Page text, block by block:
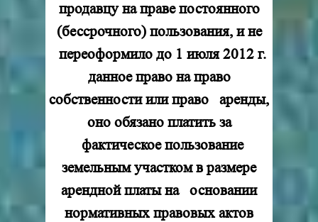
продавцу на праве постоянного
(бессрочного) пользования, и не
переоформило до 1 июля 2012 г.
данное право на право
собственности или право аренды,
оно обязано платить за
фактическое пользование
земельным участком в размере
арендной платы на основании
нормативных правовых актов